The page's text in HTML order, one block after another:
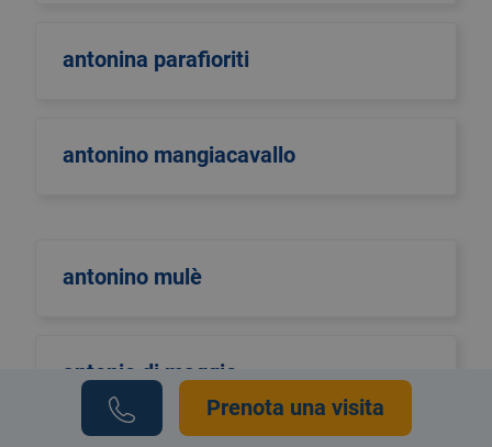
antonina parafioriti
antonino mangiacavallo
antonino mulè
antonio di maggio
Prenota una visita